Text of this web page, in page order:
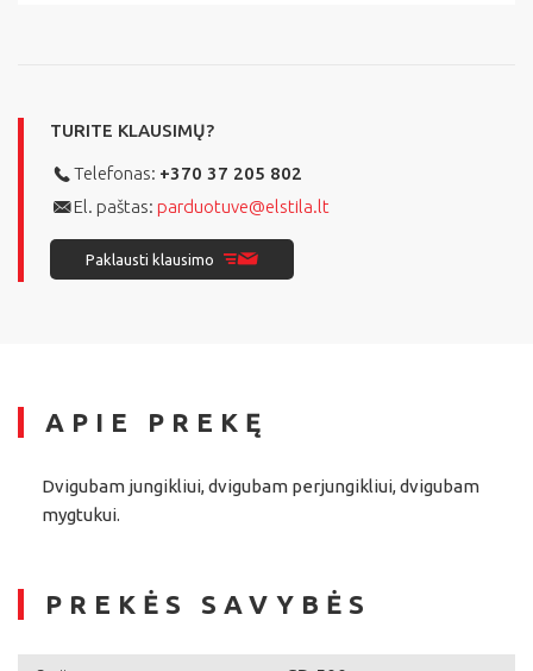
TURITE KLAUSIMŲ?
Telefonas: +370 37 205 802
El. paštas: parduotuve@elstila.lt
Paklausti klausimo
APIE PREKĘ
Dvigubam jungikliui, dvigubam perjungikliui, dvigubam
mygtukui.
PREKĖS SAVYBĖS